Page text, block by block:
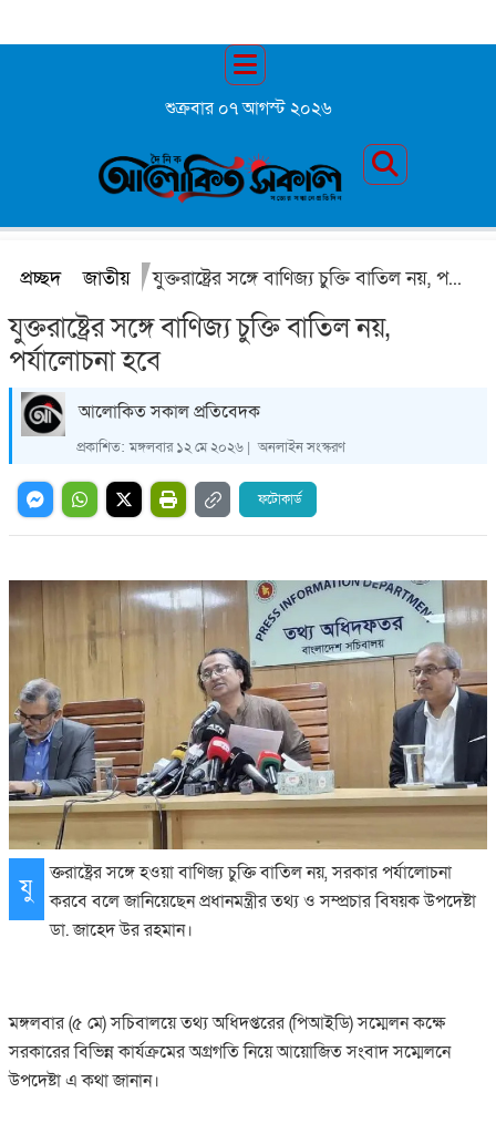
শুক্রবার ০৭ আগস্ট ২০২৬
প্রচ্ছদ জাতীয় যুক্তরাষ্ট্রের সঙ্গে বাণিজ্য চুক্তি বাতিল নয়, পর্যালোচনা হবে
যুক্তরাষ্ট্রের সঙ্গে বাণিজ্য চুক্তি বাতিল নয়,
পর্যালোচনা হবে
আলোকিত সকাল প্রতিবেদক
প্রকাশিত: মঙ্গলবার ১২ মে ২০২৬ | অনলাইন সংস্করণ
ফটোকার্ড
যু
ক্তরাষ্ট্রের সঙ্গে হওয়া বাণিজ্য চুক্তি বাতিল নয়, সরকার পর্যালোচনা
করবে বলে জানিয়েছেন প্রধানমন্ত্রীর তথ্য ও সম্প্রচার বিষয়ক উপদেষ্টা
ডা. জাহেদ উর রহমান।
মঙ্গলবার (৫ মে) সচিবালয়ে তথ্য অধিদপ্তরের (পিআইডি) সম্মেলন কক্ষে
সরকারের বিভিন্ন কার্যক্রমের অগ্রগতি নিয়ে আয়োজিত সংবাদ সম্মেলনে
উপদেষ্টা এ কথা জানান।